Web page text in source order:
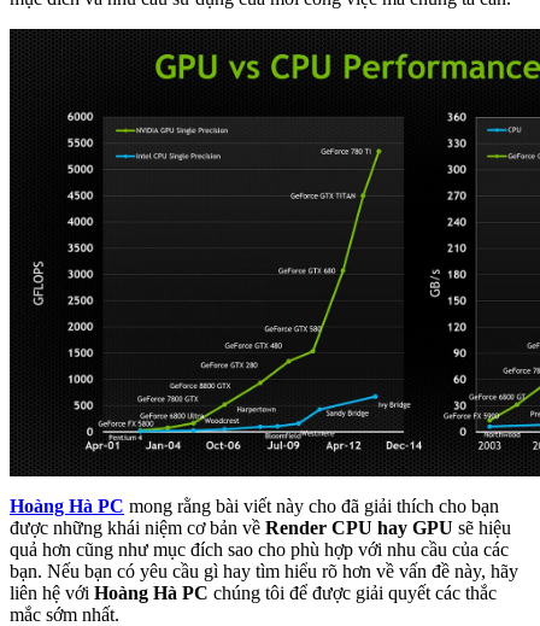
Hoàng Hà PC mong rằng bài viết này cho đã giải thích cho bạn
được những khái niệm cơ bản về Render CPU hay GPU sẽ hiệu
quả hơn cũng như mục đích sao cho phù hợp với nhu cầu của các
bạn. Nếu bạn có yêu cầu gì hay tìm hiểu rõ hơn về vấn đề này, hãy
liên hệ với Hoàng Hà PC chúng tôi để được giải quyết các thắc
mắc sớm nhất.